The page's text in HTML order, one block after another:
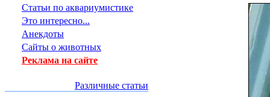
Статьи по аквариумистике
Это интересно...
Анекдоты
Сайты о животных
Реклама на сайте
Различные статьи